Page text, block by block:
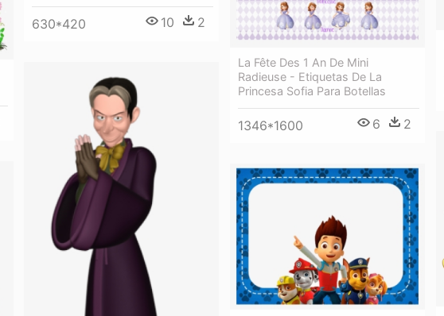
630*420 10 2
La Fête Des 1 An De Mini
Radieuse - Etiquetas De La
Princesa Sofia Para Botellas
1346*1600 6 2